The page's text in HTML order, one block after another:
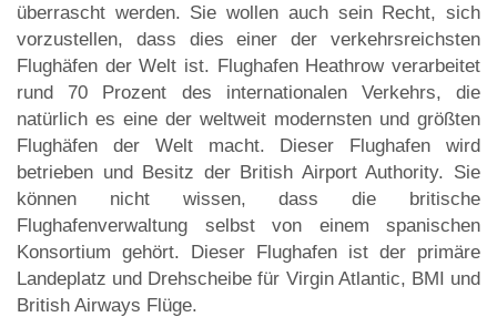
überrascht werden. Sie wollen auch sein Recht, sich
vorzustellen, dass dies einer der verkehrsreichsten
Flughäfen der Welt ist. Flughafen Heathrow verarbeitet
rund 70 Prozent des internationalen Verkehrs, die
natürlich es eine der weltweit modernsten und größten
Flughäfen der Welt macht. Dieser Flughafen wird
betrieben und Besitz der British Airport Authority. Sie
können nicht wissen, dass die britische
Flughafenverwaltung selbst von einem spanischen
Konsortium gehört. Dieser Flughafen ist der primäre
Landeplatz und Drehscheibe für Virgin Atlantic, BMI und
British Airways Flüge.